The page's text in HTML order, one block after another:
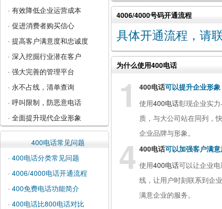
· 有效降低企业运营成本
· 促进消费者购买信心
· 提高客户满意度和忠诚度
· 深入挖掘行业潜在客户
· 强大完善的管理平台
· 永不占线，清单查询
· 呼叫限制，防恶意电话
· 全面提升现代企业形象
400电话常见问题
· 400电话分类常见问题
· 4006/4000电话开通流程
· 400免费电话功能简介
· 400电话比800电话对比
4006/4000号码开通流程
具体开通流程，请
为什么使用400电话
1 400电话可以提升企业形象
使用400电话彰现企业实
质，与大公司站在同列，
企业品牌与形象。
4 400电话可以加强客户满
使用400电话可以让企业
线，让用户时刻联系到企
满意企业的服务。